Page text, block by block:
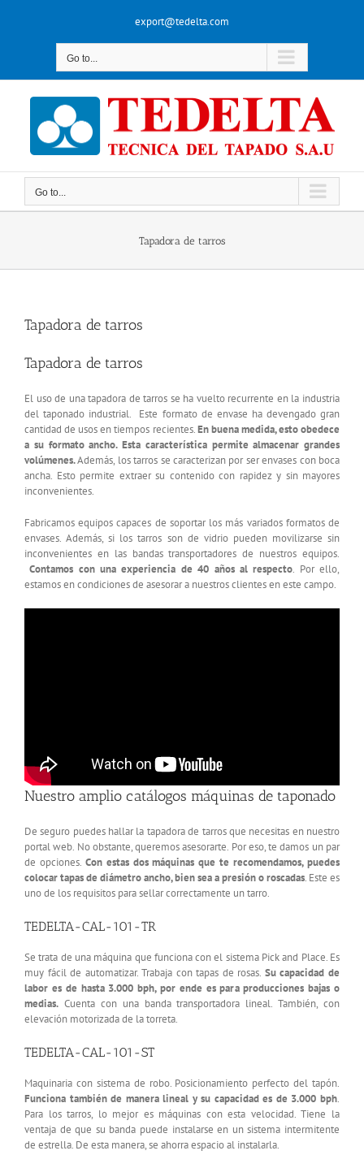
export@tedelta.com
Go to...
Go to...
Tapadora de tarros
Tapadora de tarros
Tapadora de tarros
El uso de una tapadora de tarros se ha vuelto recurrente en la industria
del taponado industrial. Este formato de envase ha devengado gran
cantidad de usos en tiempos recientes.En buena medida, esto obedece
a su formato ancho. Esta característica permite almacenar grandes
volúmenes.Además, los tarros se caracterizan por ser envases con boca
ancha. Esto permite extraer su contenido con rapidez y sin mayores
inconvenientes.
Fabricamos equipos capaces de soportar los más variados formatos de
envases. Además, si los tarros son de vidrio pueden movilizarse sin
inconvenientes en las bandas transportadores de nuestros equipos.
Contamos con una experiencia de 40 años al respecto. Por ello,
estamos en condiciones de asesorar a nuestros clientes en este campo.
Nuestro amplio catálogos máquinas de taponado
De seguro puedes hallar la tapadora de tarros que necesitas en nuestro
portal web. No obstante, queremos asesorarte. Por eso, te damos un par
de opciones. Con estas dos máquinas que te recomendamos, puedes
colocar tapas de diámetro ancho, bien sea a presión o roscadas. Este es
uno de los requisitos para sellar correctamente un tarro.
TEDELTA-CAL-101-TR
Se trata de una máquina que funciona con el sistema Pick and Place. Es
muy fácil de automatizar. Trabaja con tapas de rosas. Su capacidad de
labor es de hasta 3.000 bph, por ende es para producciones bajas o
medias. Cuenta con una banda transportadora lineal. También, con
elevación motorizada de la torreta.
TEDELTA-CAL-101-ST
Maquinaria con sistema de robo. Posicionamiento perfecto del tapón.
Funciona también de manera lineal y su capacidad es de 3.000 bph.
Para los tarros, lo mejor es máquinas con esta velocidad. Tiene la
ventaja de que su banda puede instalarse en un sistema intermitente
de estrella. De esta manera, se ahorra espacio al instalarla.